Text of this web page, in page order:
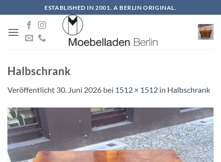
Inhalt
springen
ESTABLISHED IN 2001. A BERLIN ORIGINAL.
Halbschrank
Veröffentlicht 30. Juni 2026 bei 1512 × 1512 in Halbschrank